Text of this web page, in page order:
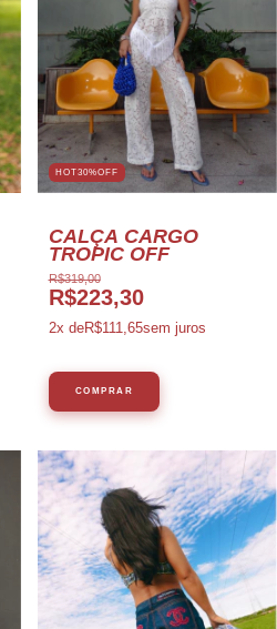
HOT30%OFF
CALÇA CARGO
TROPIC OFF
R$319,00
R$223,30
2x deR$111,65sem juros
COMPRAR